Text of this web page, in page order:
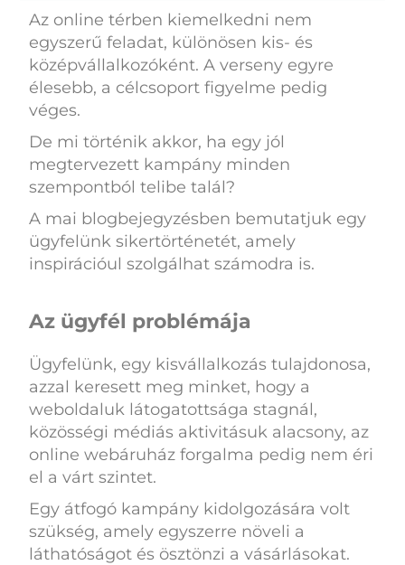
Az online térben kiemelkedni nem
egyszerű feladat, különösen kis- és
középvállalkozóként. A verseny egyre
élesebb, a célcsoport figyelme pedig
véges.
De mi történik akkor, ha egy jól
megtervezett kampány minden
szempontból telibe talál?
A mai blogbejegyzésben bemutatjuk egy
ügyfelünk sikertörténetét, amely
inspirációul szolgálhat számodra is.
Az ügyfél problémája
Ügyfelünk, egy kisvállalkozás tulajdonosa,
azzal keresett meg minket, hogy a
weboldaluk látogatottsága stagnál,
közösségi médiás aktivitásuk alacsony, az
online webáruház forgalma pedig nem éri
el a várt szintet.
Egy átfogó kampány kidolgozására volt
szükség, amely egyszerre növeli a
láthatóságot és ösztönzi a vásárlásokat.